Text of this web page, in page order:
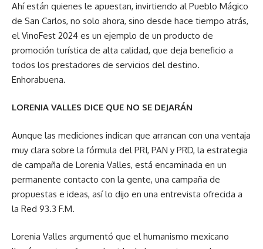
Ahí están quienes le apuestan, invirtiendo al Pueblo Mágico
de San Carlos, no solo ahora, sino desde hace tiempo atrás,
el VinoFest 2024 es un ejemplo de un producto de
promoción turística de alta calidad, que deja beneficio a
todos los prestadores de servicios del destino.
Enhorabuena.
LORENIA VALLES DICE QUE NO SE DEJARÁN
Aunque las mediciones indican que arrancan con una ventaja
muy clara sobre la fórmula del PRI, PAN y PRD, la estrategia
de campaña de Lorenia Valles, está encaminada en un
permanente contacto con la gente, una campaña de
propuestas e ideas, así lo dijo en una entrevista ofrecida a
la Red 93.3 F.M.
Lorenia Valles argumentó que el humanismo mexicano